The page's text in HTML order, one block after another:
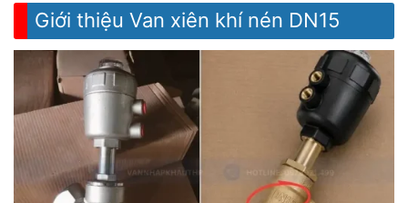
Giới thiệu Van xiên khí nén DN15